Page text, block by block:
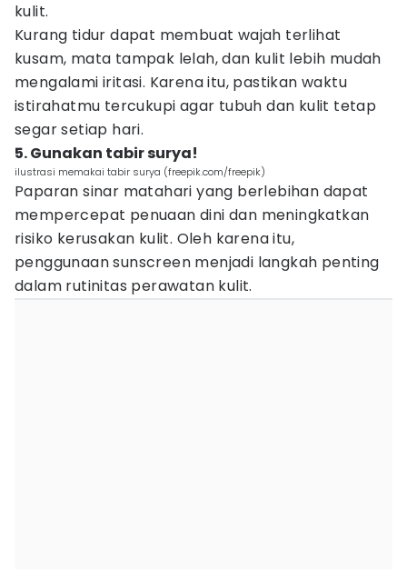
kulit.
Kurang tidur dapat membuat wajah terlihat
kusam, mata tampak lelah, dan kulit lebih mudah
mengalami iritasi. Karena itu, pastikan waktu
istirahatmu tercukupi agar tubuh dan kulit tetap
segar setiap hari.
5. Gunakan tabir surya!
ilustrasi memakai tabir surya (freepik.com/freepik)
Paparan sinar matahari yang berlebihan dapat
mempercepat penuaan dini dan meningkatkan
risiko kerusakan kulit. Oleh karena itu,
penggunaan sunscreen menjadi langkah penting
dalam rutinitas perawatan kulit.